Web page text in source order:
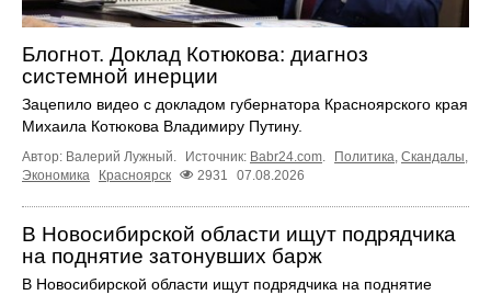
Блогнот. Доклад Котюкова: диагноз
системной инерции
Зацепило видео с докладом губернатора Красноярского края
Михаила Котюкова Владимиру Путину.
Автор: Валерий Лужный. Источник: Babr24.com. Политика, Скандалы,
Экономика
Красноярск 2931 07.08.2026
В Новосибирской области ищут подрядчика
на поднятие затонувших барж
В Новосибирской области ищут подрядчика на поднятие